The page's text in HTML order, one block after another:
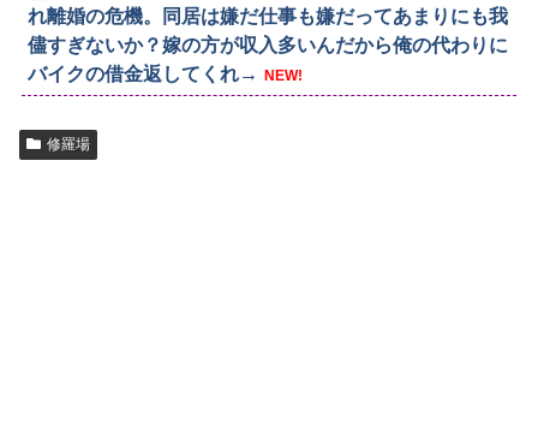
れ離婚の危機。同居は嫌だ仕事も嫌だってあまりにも我
儘すぎないか？嫁の方が収入多いんだから俺の代わりに
バイクの借金返してくれ→
NEW!
修羅場